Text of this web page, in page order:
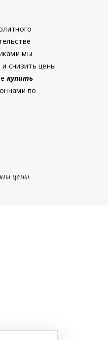
мы
снизить цены
купить
по
цены